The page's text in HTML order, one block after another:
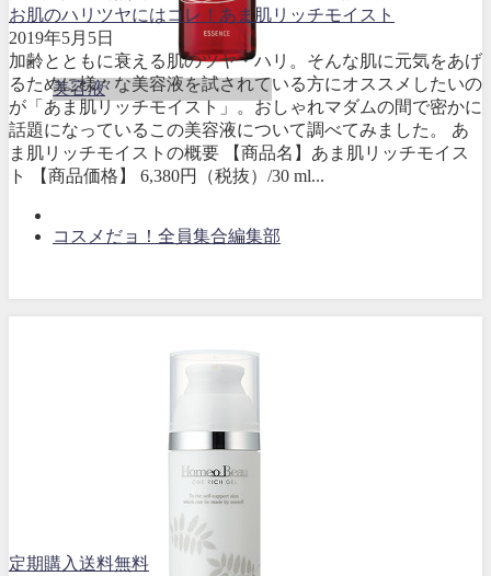
美容液
お肌のハリツヤにはコレ！あま肌リッチモイスト
2019年5月5日
加齢とともに衰える肌のツヤ・ハリ。そんな肌に元気をあげ
るために様々な美容液を試されている方にオススメしたいの
が「あま肌リッチモイスト」。おしゃれマダムの間で密かに
話題になっているこの美容液について調べてみました。 あ
ま肌リッチモイストの概要 【商品名】あま肌リッチモイス
ト 【商品価格】 6,380円（税抜）/30 ml...
コスメだョ！全員集合編集部
定期購入送料無料